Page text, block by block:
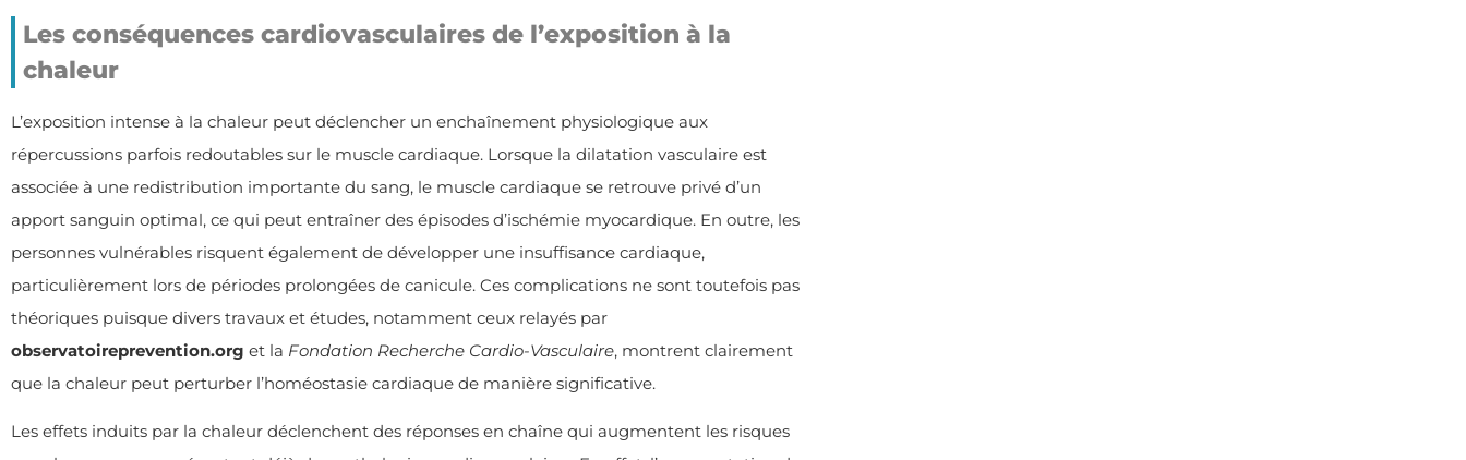
Les conséquences cardiovasculaires de l’exposition à la
chaleur
L’exposition intense à la chaleur peut déclencher un enchaînement physiologique aux
répercussions parfois redoutables sur le muscle cardiaque. Lorsque la dilatation vasculaire est
associée à une redistribution importante du sang, le muscle cardiaque se retrouve privé d’un
apport sanguin optimal, ce qui peut entraîner des épisodes d’ischémie myocardique. En outre, les
personnes vulnérables risquent également de développer une insuffisance cardiaque,
particulièrement lors de périodes prolongées de canicule. Ces complications ne sont toutefois pas
théoriques puisque divers travaux et études, notamment ceux relayés par
observatoireprevention.org et la Fondation Recherche Cardio-Vasculaire, montrent clairement
que la chaleur peut perturber l’homéostasie cardiaque de manière significative.
Les effets induits par la chaleur déclenchent des réponses en chaîne qui augmentent les risques